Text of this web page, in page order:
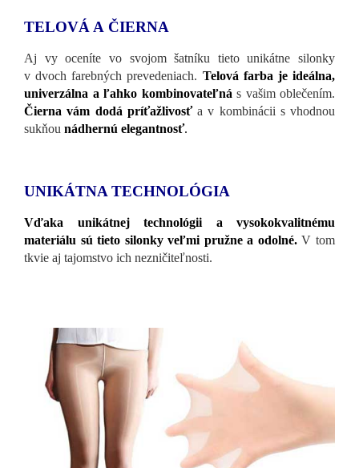
TELOVÁ A ČIERNA
Aj vy oceníte vo svojom šatníku tieto unikátne silonky
v dvoch farebných prevedeniach. Telová farba je ideálna,
univerzálna a ľahko kombinovateľná s vašim oblečením.
Čierna vám dodá príťažlivosť a v kombinácii s vhodnou
sukňou nádhernú elegantnosť.
UNIKÁTNA TECHNOLÓGIA
Vďaka unikátnej technológii a vysokokvalitnému
materiálu sú tieto silonky veľmi pružne a odolné.V tom
tkvie aj tajomstvo ich nezničiteľnosti.